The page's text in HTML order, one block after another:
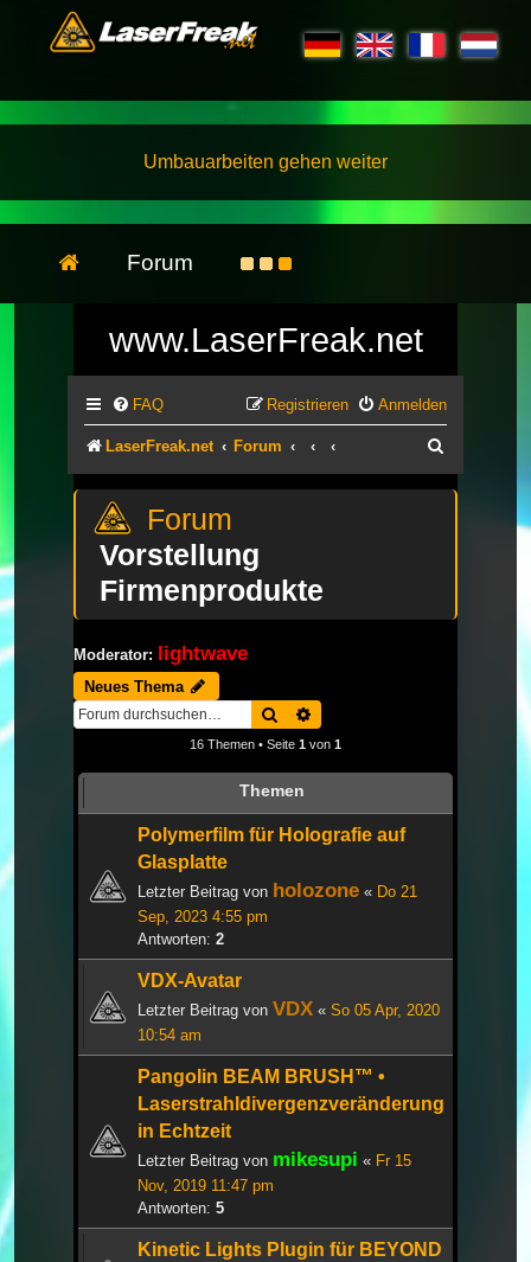
Umbauarbeiten gehen weiter
Forum
www.LaserFreak.net
FAQ Anmelden
Registrieren
LaserFreak.net Forum
Vorstellung
Firmenprodukte
Moderator: lightwave
Neues Thema
Suche
16 Themen • Seite 1 von 1
Themen
Polymerfilm für Holografie auf
Glasplatte
Letzter Beitrag von holozone « Do 21
Sep, 2023 4:55 pm
Antworten: 2
VDX-Avatar
Letzter Beitrag von VDX « So 05 Apr, 2020
10:54 am
Pangolin BEAM BRUSH™ •
Laserstrahldivergenzveränderung
in Echtzeit
Letzter Beitrag von mikesupi « Fr 15
Nov, 2019 11:47 pm
Antworten: 5
Kinetic Lights Plugin für BEYOND